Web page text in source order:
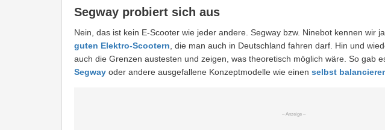
Segway probiert sich aus
Nein, das ist kein E-Scooter wie jeder andere. Segway bzw. Ninebot kennen wir
guten Elektro-Scootern , die man auch in Deutschland fahren darf. Hin und
auch die Grenzen austesten und zeigen, was theoretisch möglich wäre. So gab
Segway oder andere ausgefallene Konzeptmodelle wie einen selbst